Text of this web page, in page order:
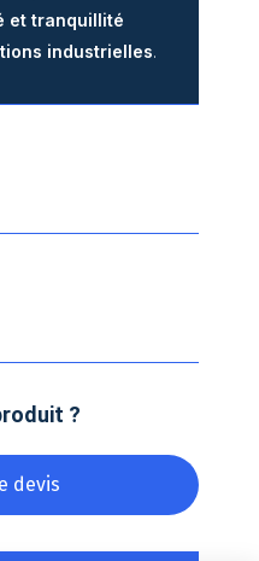
et tranquillité
industrielles.
?
devis